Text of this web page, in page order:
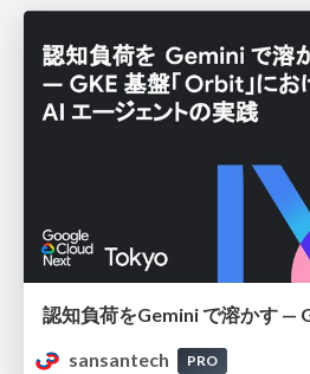
sansantech
PRO